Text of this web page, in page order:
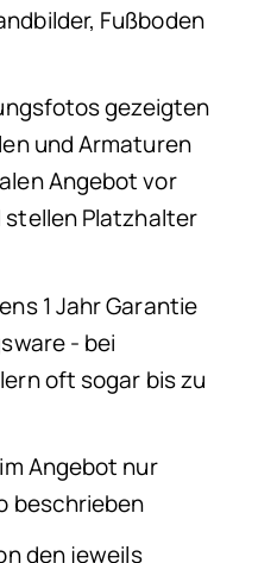
Fußboden
gezeigten
und Armaturen
Angebot vor
Platzhalter
1 Jahr Garantie
- bei
oft sogar bis zu
Angebot nur
beschrieben
den jeweils